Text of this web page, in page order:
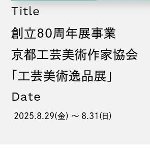
Title
創立80周年展事業
京都工芸美術作家協会
「工芸美術逸品展」
Date
2025.8.29(金) 〜 8.31(日)